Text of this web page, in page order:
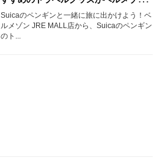
JRE MALL店で発売！
Suicaのペンギンと一緒に旅に出かけよう！ベ
ルメゾン JRE MALL店から、Suicaのペンギン
のト...